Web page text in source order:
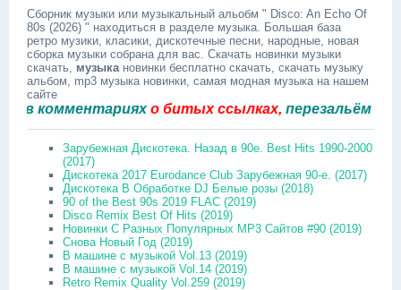
Сборник музыки или музыкальный альобм " Disco: An Echo Of
80s (2026) " находиться в разделе музыка. Большая база
ретро музики, класики, дискотечные песни, народные, новая
сборка музыки собрана для вас. Скачать новинки музыки
скачать, музыкановинки бесплатно скачать, скачать музыку
альбом, mp3 музыка новинки, самая модная музыка на нашем
сайте
о битых ссылках,перезальём
Зарубежная Дискотека. Назад в 90е. Best Hits 1990-2000
(2017)
Дискотека 2017 Eurodance Club Зарубежная 90-е. (2017)
Дискотека В Обработке DJ Белые розы (2018)
90 of the Best 90s 2019 FLAC (2019)
Disco Remix Best Of Hits (2019)
Новинки С Разных Популярных MP3 Сайтов #90 (2019)
Снова Новый Год (2019)
В машине с музыкой Vol.13 (2019)
В машине с музыкой Vol.14 (2019)
Retro Remix Quality Vol.259 (2019)